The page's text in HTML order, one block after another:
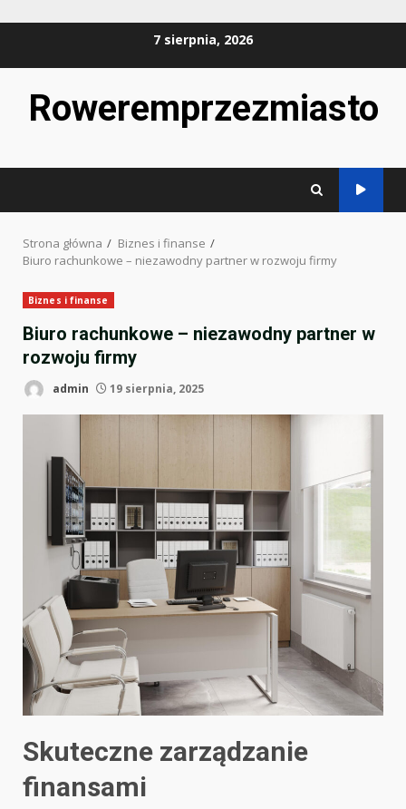
7 sierpnia, 2026
Roweremprzezmiasto
Strona główna
Biznes i finanse
Biuro rachunkowe – niezawodny partner w rozwoju firmy
Biznes i finanse
Biuro rachunkowe – niezawodny partner w
rozwoju firmy
admin 19 sierpnia, 2025
Skuteczne zarządzanie
finansami